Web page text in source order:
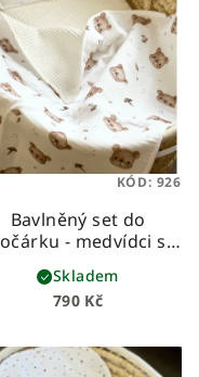
Bavlněný set do
- medvídci s
bílou vaflí
790 Kč
Skladem
KÓD: 926